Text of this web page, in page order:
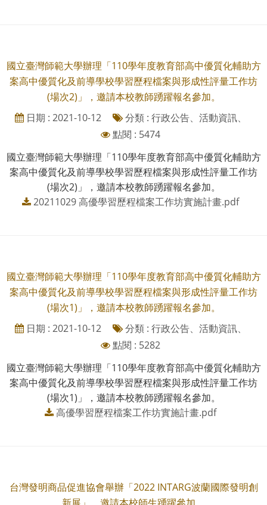
國立臺灣師範大學辦理「110學年度教育部高中優質化輔助方
案高中優質化及前導學校學習歷程檔案與形成性評量工作坊
(場次2)」，邀請本校教師踴躍報名參加。
日期 : 2021-10-12
分類 : 行政公告、活動資訊、
點閱 : 5474
國立臺灣師範大學辦理「110學年度教育部高中優質化輔助方
案高中優質化及前導學校學習歷程檔案與形成性評量工作坊
(場次2)」，邀請本校教師踴躍報名參加。
20211029 高優學習歷程檔案工作坊實施計畫.pdf
國立臺灣師範大學辦理「110學年度教育部高中優質化輔助方
案高中優質化及前導學校學習歷程檔案與形成性評量工作坊
(場次1)」，邀請本校教師踴躍報名參加。
日期 : 2021-10-12
分類 : 行政公告、活動資訊、
點閱 : 5282
國立臺灣師範大學辦理「110學年度教育部高中優質化輔助方
案高中優質化及前導學校學習歷程檔案與形成性評量工作坊
(場次1)」，邀請本校教師踴躍報名參加。
高優學習歷程檔案工作坊實施計畫.pdf
台灣發明商品促進協會舉辦「2022 INTARG波蘭國際發明創